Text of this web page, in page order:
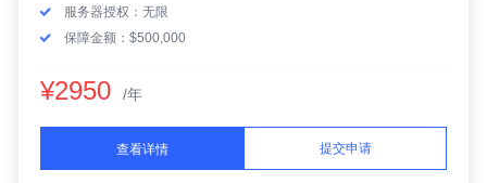
服务器授权：无限
保障金额：$500,000
¥2950 /年
查看详情 提交申请